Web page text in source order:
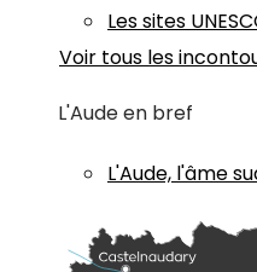
Les sites
Voir tous les
L'Aude en bref
L'Aude, l'âme